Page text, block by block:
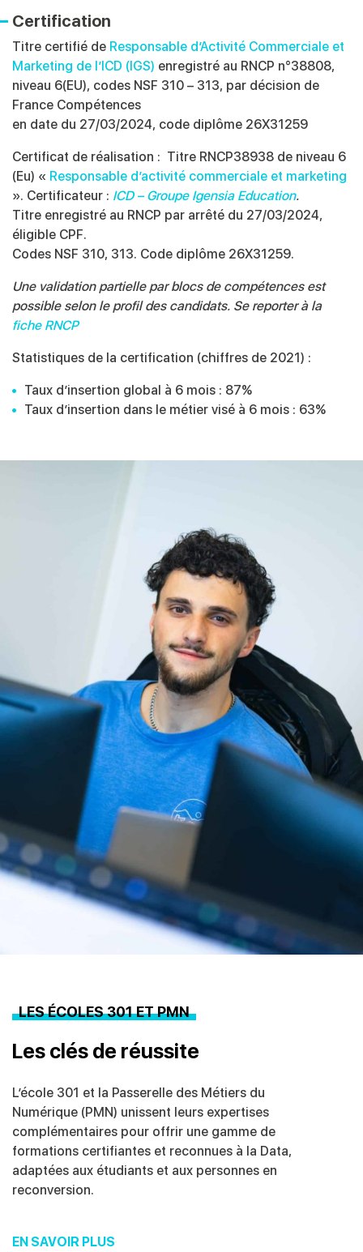
Certification
Titre certifié de Responsable d’Activité Commerciale et
Marketing de l’ICD (IGS) enregistré au RNCP n°38808,
niveau 6(EU), codes NSF 310 – 313, par décision de
France Compétences
en date du 27/03/2024, code diplôme 26X31259
Certificat de réalisation : Titre RNCP38938 de niveau 6
(Eu) « Responsable d’activité commerciale et marketing
». Certificateur : ICD – Groupe IgensiaEducation.
Titre enregistré au RNCP par arrêté du 27/03/2024,
éligible CPF.
Codes NSF 310, 313. Code diplôme 26X31259.
Une validation partielle par blocs de compétences est
possible selon le profil des candidats. Se reporterà la
fiche RNCP
Statistiques de la certification (chiffres de 2021) :
Taux d’insertion global à 6 mois : 87%
Taux d’insertion dans le métier visé à 6 mois : 63%
LES ÉCOLES 301 ET PMN
Les clés de réussite
L’école 301 et la Passerelle des Métiers du
Numérique (PMN) unissent leurs expertises
complémentaires pour offrir une gamme de
formations certifiantes et reconnues à la Data,
adaptées aux étudiants et aux personnes en
reconversion.
EN SAVOIR PLUS